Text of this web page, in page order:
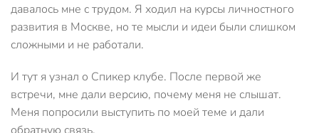
давалось мне с трудом. Я ходил на курсы личностного
развития в Москве, но те мысли и идеи были слишком
сложными и не работали.
И тут я узнал о Спикер клубе. После первой же
встречи, мне дали версию, почему меня не слышат.
Меня попросили выступить по моей теме и дали